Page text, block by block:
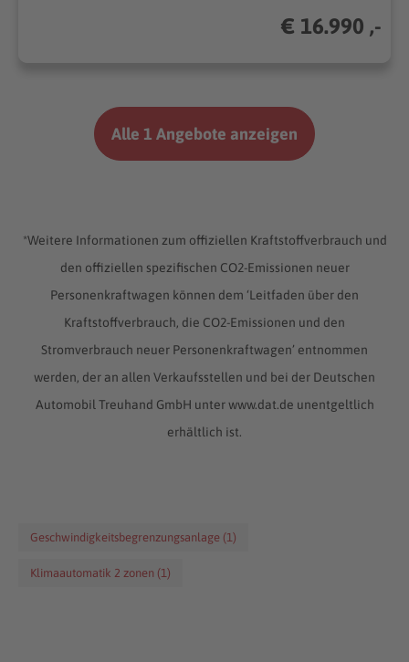
€ 16.990 ,-
Alle 1 Angebote anzeigen
*Weitere Informationen zum offiziellen Kraftstoffverbrauch und
den offiziellen spezifischen CO2-Emissionen neuer
Personenkraftwagen können dem ‘Leitfaden über den
Kraftstoffverbrauch, die CO2-Emissionen und den
Stromverbrauch neuer Personenkraftwagen’ entnommen
werden, der an allen Verkaufsstellen und bei der Deutschen
Automobil Treuhand GmbH unter www.dat.de unentgeltlich
erhältlich ist.
Geschwindigkeitsbegrenzungsanlage (1)
Klimaautomatik 2 zonen (1)